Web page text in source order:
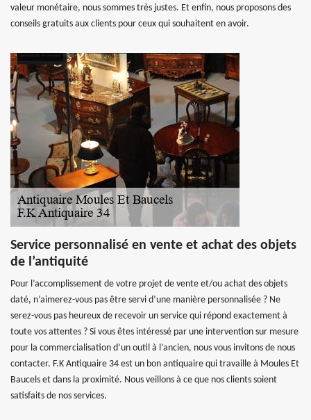
valeur monétaire, nous sommes très justes. Et enfin, nous proposons des
conseils gratuits aux clients pour ceux qui souhaitent en avoir.
Service personnalisé en vente et achat des objets
de l’antiquité
Pour l’accomplissement de votre projet de vente et/ou achat des objets
daté, n’aimerez-vous pas être servi d’une manière personnalisée ? Ne
serez-vous pas heureux de recevoir un service qui répond exactement à
toute vos attentes ? Si vous êtes intéressé par une intervention sur mesure
pour la commercialisation d’un outil à l’ancien, nous vous invitons de nous
contacter. F.K Antiquaire 34 est un bon antiquaire qui travaille à Moules Et
Baucels et dans la proximité. Nous veillons à ce que nos clients soient
satisfaits de nos services.